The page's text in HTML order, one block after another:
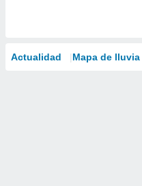
Actualidad Mapa de lluvia